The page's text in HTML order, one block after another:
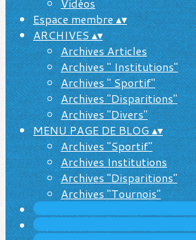
Espace membre▴▾
ARCHIVES▴▾
Archives Articles
Archives " Institutions"
Archives " Sportif"
Archives "Disparitions"
Archives "Divers"
MENU PAGE DE BLOG▴▾
Archives "Sportif"
Archives Institutions
Archives "Disparitions"
Archives "Tournois"